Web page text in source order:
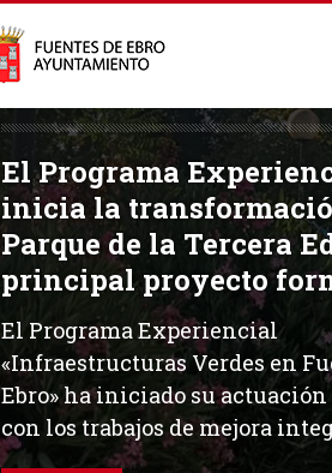
El Programa
inicia la
Parque de la Tercera
principal proyecto
El Programa Experiencial
«Infraestructuras Verdes en
Ebro» ha iniciado su
con los trabajos de mejora